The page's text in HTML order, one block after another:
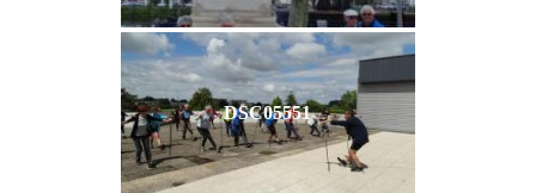
DSC05551